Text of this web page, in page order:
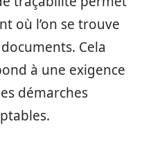
où l’on se trouve
Cela
à une exigence
démarches